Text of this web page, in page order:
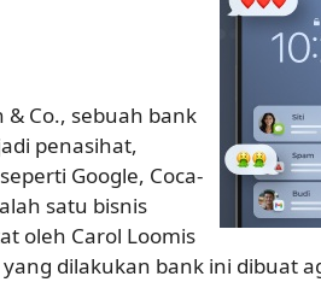
Co., sebuah bank
penasihat,
Google, Coca-
satu bisnis
oleh Carol Loomis
dilakukan bank ini dibuat